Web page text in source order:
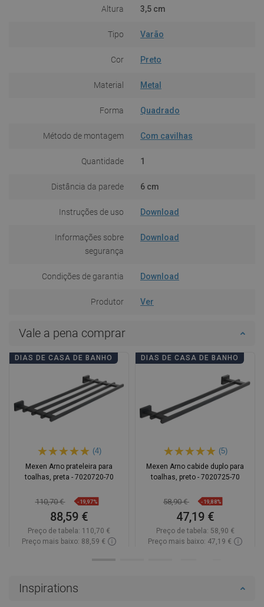
Altura 3,5 cm
Tipo Varão
Cor Preto
Material Metal
Forma Quadrado
Método de montagem Com cavilhas
Quantidade 1
Distância da parede 6 cm
Instruções de uso Download
Informações sobre
segurança
Download
Condições de garantia Download
Produtor Ver
Vale a pena comprar
DIAS DE CASA DE BANHO
(4)
Mexen Arno prateleira para
toalhas, preta - 7020720-70
110,70 € -19,97%
88,59 €
Preço de tabela: 110,70 €
Preço mais baixo: 88,59 €
DIAS DE CASA DE BANHO
(5)
Mexen Arno cabide duplo para
toalhas, preto - 7020725-70
58,90 € -19,88%
47,19 €
Preço de tabela: 58,90 €
Preço mais baixo: 47,19 €
Inspirations